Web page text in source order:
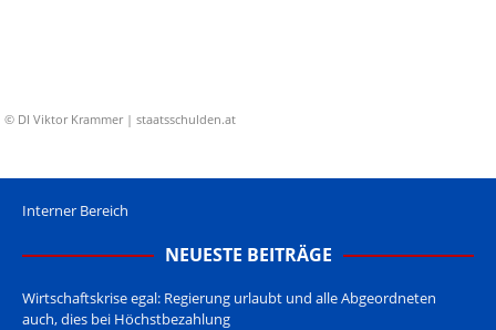
© DI Viktor Krammer | staatsschulden.at
Interner Bereich
NEUESTE BEITRÄGE
Wirtschaftskrise egal: Regierung urlaubt und alle Abgeordneten
auch, dies bei Höchstbezahlung